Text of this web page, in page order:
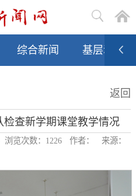
综合新闻 基层动态
返回
检查新学期课堂教学情况
浏览次数： 1226 作者：
来源：